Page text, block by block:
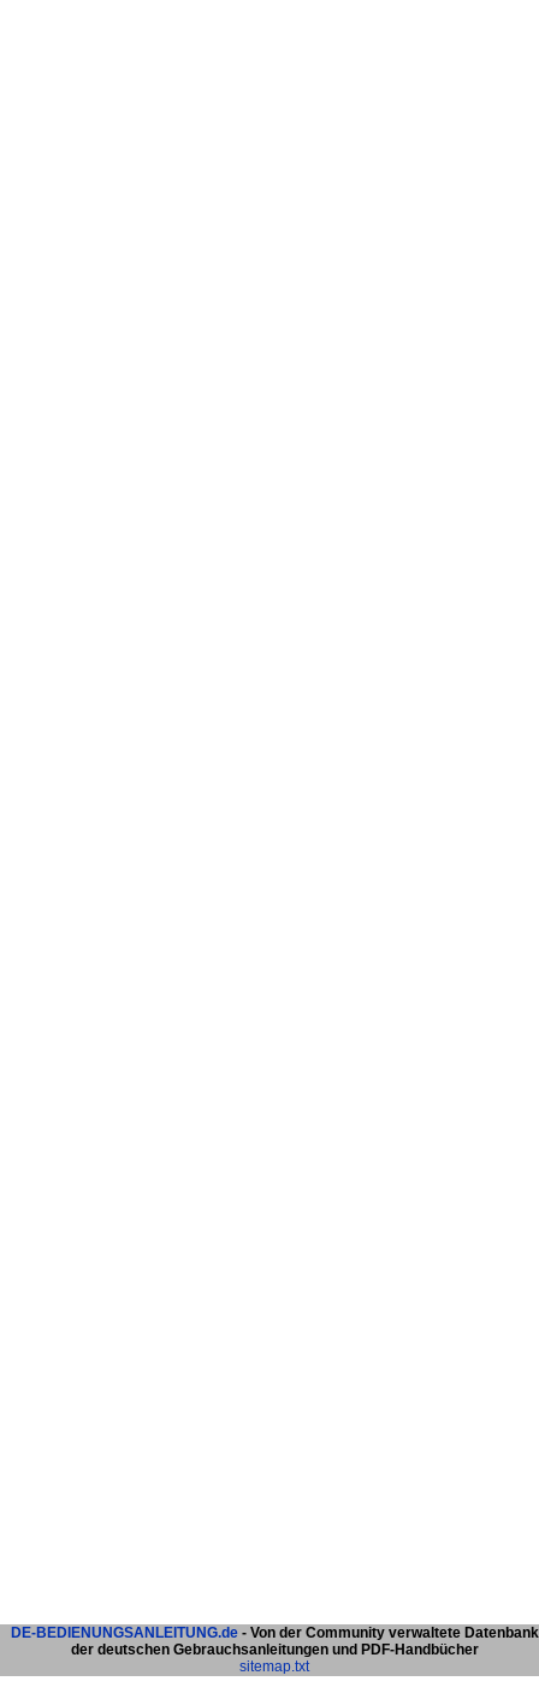
DE-BEDIENUNGSANLEITUNG.de- Von der Community verwaltete Datenbank
der deutschen Gebrauchsanleitungen und PDF-Handbücher
sitemap.txt